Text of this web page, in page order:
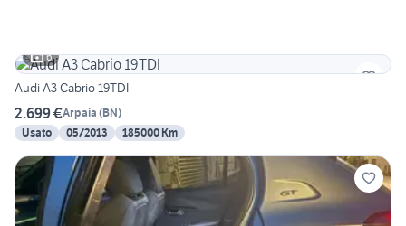
6
Audi A3 Cabrio 19TDI
2.699 €Arpaia (BN)
Usato
05/2013 185000 Km